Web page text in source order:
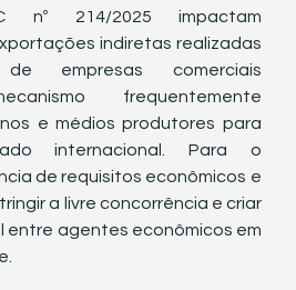
nº 214/2025 impactam
indiretas realizadas
empresas comerciais
frequentemente
e médios produtores para
internacional. Para o
de requisitos econômicos e
a livre concorrência e criar
agentes econômicos em